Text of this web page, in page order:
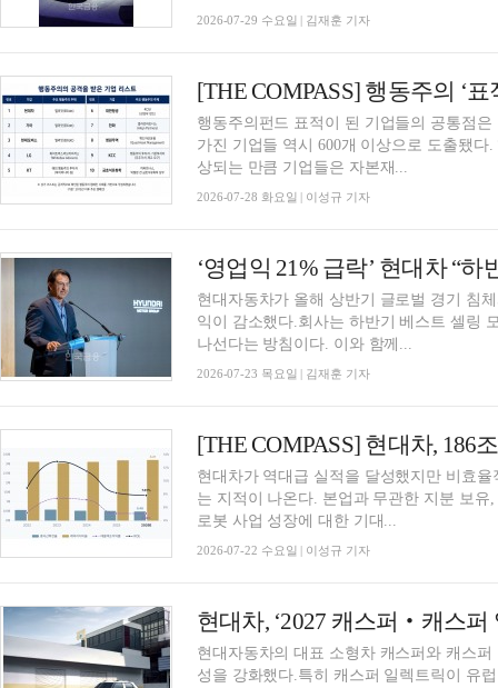
2026-07-29 수요일 | 김재훈 기자
행동주의펀드 표적이 된 기업들의 공통점
가진 기업들 역시 600개 이상으로 도출됐
상되는 만큼 기업들은 자본재...
2026-07-28 화요일 | 이성규 기자
‘영업익 21% 급락’ 현대차 “
현대자동차가 올해 상반기 글로벌 경기 침
익이 감소했다.회사는 하반기 베스트 셀링
나선다는 방침이다. 이와 함께...
2026-07-23 목요일 | 김재훈 기자
현대차가 역대급 실적을 달성했지만 비효
는 지적이 나온다. 본업과 무관한 지분 보
로봇 사업 성장에 대한 기대...
2026-07-22 수요일 | 이성규 기자
현대차, ‘2027 캐스퍼‧캐스
현대자동차의 대표 소형차 캐스퍼와 캐스
성을 강화했다.특히 캐스퍼 일렉트릭이 유